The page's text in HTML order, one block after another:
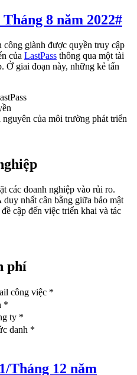
8 năm 2022#
giành được quyền truy cập
của LastPass thông qua một tài
Ở giai đoạn này, những kẻ tấn
của môi trường phát triển
các doanh nghiệp vào rủi ro.
nhất cân bằng giữa bảo mật
cập đến việc triển khai và tác
phí
công việc *
*
ty *
danh *
Tháng 12 năm